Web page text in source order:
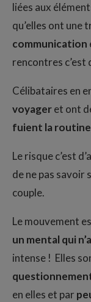
liées aux
qu’elles ont une
communication
rencontres c’est
Célibataires en
voyageret ont
fuient la routine
Le risque c’est
de ne pas savoir
couple.
Le mouvement
un mental qui
intense ! Elles
en elles et par